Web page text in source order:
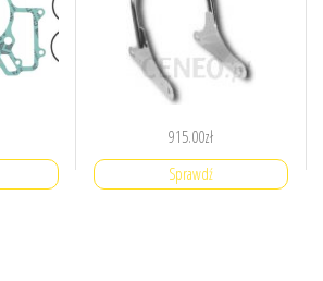
915.00zł
Sprawdź